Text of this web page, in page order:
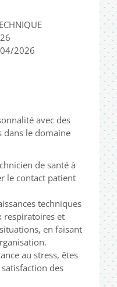
2026
avec des
dans le domaine
de santé à
le contact patient
techniques
respiratoires et
en faisant
au stress, êtes
des